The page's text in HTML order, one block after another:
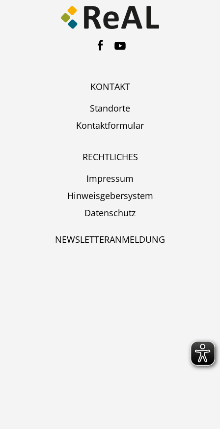
KONTAKT
Standorte
Kontaktformular
RECHTLICHES
Impressum
Hinweisgebersystem
Datenschutz
NEWSLETTERANMELDUNG